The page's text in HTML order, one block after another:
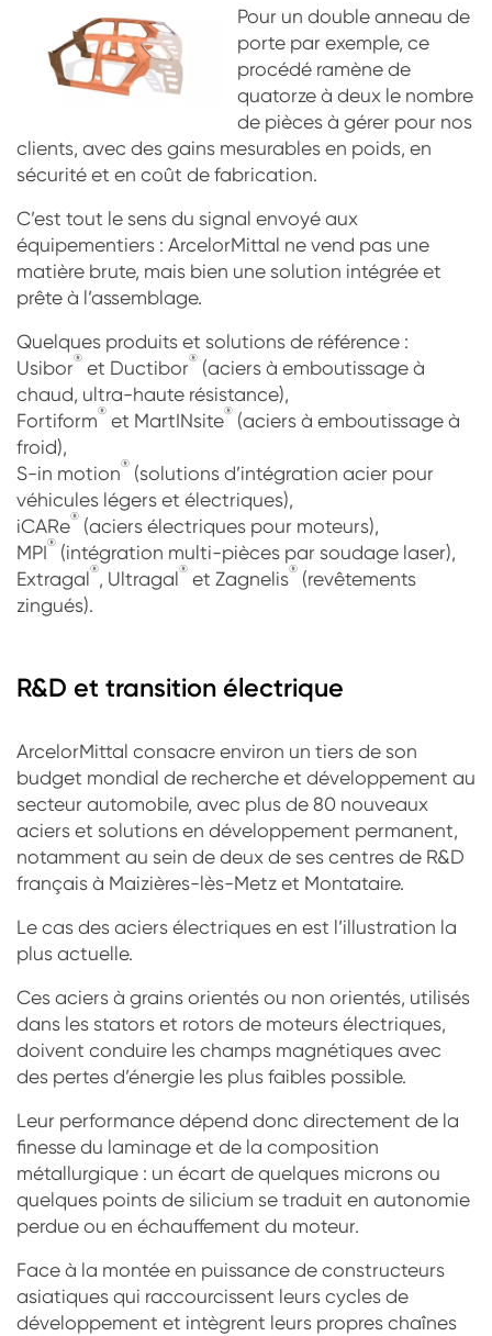
Pour un double anneau de
porte par exemple, ce
procédé ramène de
quatorze à deux le nombre
de pièces à gérer pour nos
clients, avec des gains mesurables en poids, en
sécurité et en coût de fabrication.
C’est tout le sens du signal envoyé aux
équipementiers : ArcelorMittal ne vend pas une
matière brute, mais bien une solution intégrée et
prête à l’assemblage.
Quelques produits et solutions de référence :
Usibor® et Ductibor® (aciers à emboutissage à
chaud, ultra-haute résistance),
Fortiform® et MartINsite® (aciers à emboutissage à
froid),
S-in motion® (solutions d’intégration acier pour
véhicules légers et électriques),
iCARe® (aciers électriques pour moteurs),
MPI® (intégration multi-pièces par soudage laser),
Extragal®, Ultragal® et Zagnelis® (revêtements
zingués).
R&D et transition électrique
ArcelorMittal consacre environ un tiers de son
budget mondial de recherche et développement au
secteur automobile, avec plus de 80 nouveaux
aciers et solutions en développement permanent,
notamment au sein de deux de ses centres de R&D
français à Maizières-lès-Metz et Montataire.
Le cas des aciers électriques en est l’illustration la
plus actuelle.
Ces aciers à grains orientés ou non orientés, utilisés
dans les stators et rotors de moteurs électriques,
doivent conduire les champs magnétiques avec
des pertes d’énergie les plus faibles possible.
Leur performance dépend donc directement de la
finesse du laminage et de la composition
métallurgique : un écart de quelques microns ou
quelques points de silicium se traduit en autonomie
perdue ou en échauffement du moteur.
Face à la montée en puissance de constructeurs
asiatiques qui raccourcissent leurs cycles de
développement et intègrent leurs propres chaînes